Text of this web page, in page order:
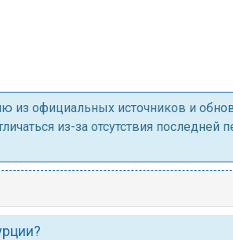
из официальных источников и
из-за отсутствия последней